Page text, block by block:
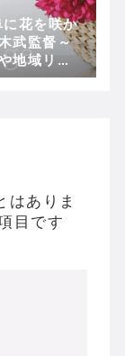
に花を咲か
武監督～
地域リー
サッカー
はありま
目です